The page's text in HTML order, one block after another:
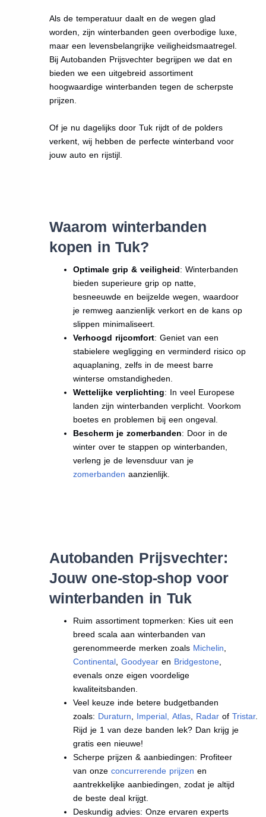
Als de temperatuur daalt en de wegen glad
worden, zijn winterbanden geen overbodige luxe,
maar een levensbelangrijke veiligheidsmaatregel.
Bij Autobanden Prijsvechter begrijpen we dat en
bieden we een uitgebreid assortiment
hoogwaardige winterbanden tegen de scherpste
prijzen.
Of je nu dagelijks door Tuk rijdt of de polders
verkent, wij hebben de perfecte winterband voor
jouw auto en rijstijl.
Waarom winterbanden
kopen in Tuk?
Optimale grip & veiligheid: Winterbanden
bieden superieure grip op natte,
besneeuwde en beijzelde wegen, waardoor
je remweg aanzienlijk verkort en de kans op
slippen minimaliseert.
Verhoogd rijcomfort: Geniet van een
stabielere wegligging en verminderd risico op
aquaplaning, zelfs in de meest barre
winterse omstandigheden.
Wettelijke verplichting: In veel Europese
landen zijn winterbanden verplicht. Voorkom
boetes en problemen bij een ongeval.
Bescherm je zomerbanden: Door in de
winter over te stappen op winterbanden,
verleng je de levensduur van je
zomerbanden aanzienlijk.
Autobanden Prijsvechter:
Jouw one-stop-shop voor
winterbanden in Tuk
Ruim assortiment topmerken: Kies uit een
breed scala aan winterbanden van
gerenommeerde merken zoals Michelin
Continental ,Goodyear en Bridgestone
evenals onze eigen voordelige
kwaliteitsbanden.
Veel keuze inde betere budgetbanden
zoals: Duraturn Imperial Atlas Radar ofTristar.
Rijd je 1 van deze banden lek? Dan krijg je
gratis een nieuwe!
Scherpe prijzen & aanbiedingen: Profiteer
van onzeconcurrerende prijzen en
aantrekkelijke aanbiedingen, zodat je altijd
de beste deal krijgt.
Deskundig advies: Onze ervaren experts